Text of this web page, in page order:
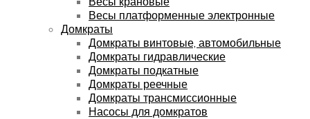
Весы платформенные электронные
Домкраты
Домкраты винтовые, автомобильные
Домкраты гидравлические
Домкраты подкатные
Домкраты реечные
Домкраты трансмиссионные
Насосы для домкратов